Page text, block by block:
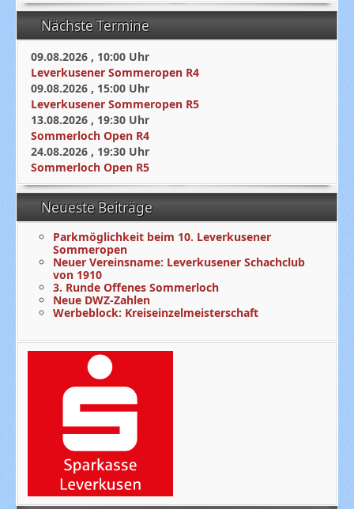
Nächste Termine
09.08.2026 , 10:00 Uhr
Leverkusener Sommeropen R4
09.08.2026 , 15:00 Uhr
Leverkusener Sommeropen R5
13.08.2026 , 19:30 Uhr
Sommerloch Open R4
24.08.2026 , 19:30 Uhr
Sommerloch Open R5
Neueste Beiträge
Parkmöglichkeit beim 10. Leverkusener
Sommeropen
Neuer Vereinsname: Leverkusener Schachclub
von 1910
3. Runde Offenes Sommerloch
Neue DWZ-Zahlen
Werbeblock: Kreiseinzelmeisterschaft